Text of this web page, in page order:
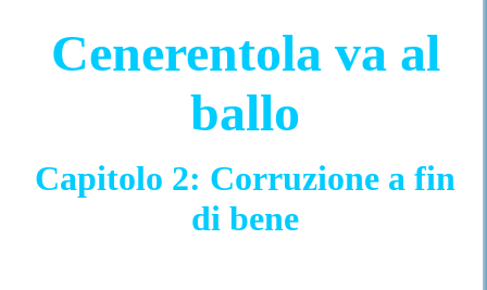
Cenerentola va al
ballo
Capitolo 2: Corruzione a fin
di bene